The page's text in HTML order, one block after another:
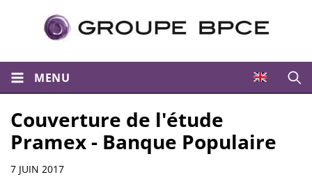
MENU
Couverture de l'étude
Pramex - Banque Populaire
Informations
7 JUIN 2017